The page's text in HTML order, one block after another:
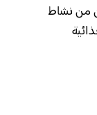
من نشاط